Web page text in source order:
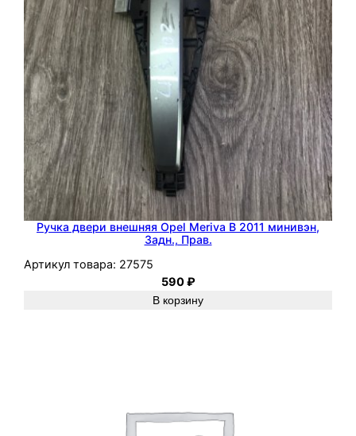
Ручка двери внешняя Opel Meriva B 2011 минивэн,
Задн., Прав.
Артикул товара: 27575
590₽
В корзину